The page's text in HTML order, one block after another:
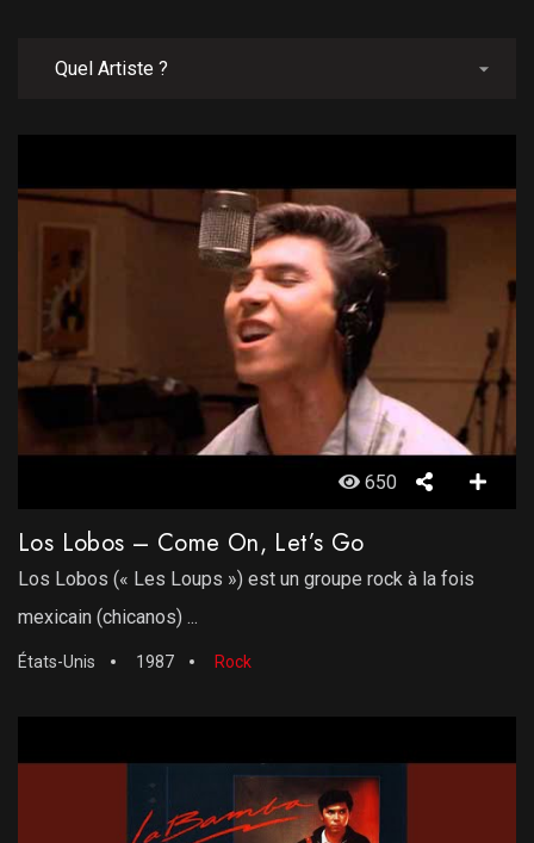
650
Los Lobos – Come On, Let’s Go
Los Lobos (« Les Loups ») est un groupe rock à la fois
mexicain (chicanos) ...
États-Unis 1987 Rock